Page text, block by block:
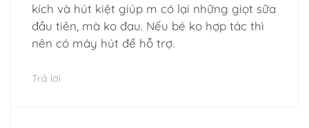
kích và hút kiệt giúp m có lại những giọt sữa
đầu tiên, mà ko đau. Nếu bé ko hợp tác thì
nên có máy hút để hỗ trợ.
Trả lời